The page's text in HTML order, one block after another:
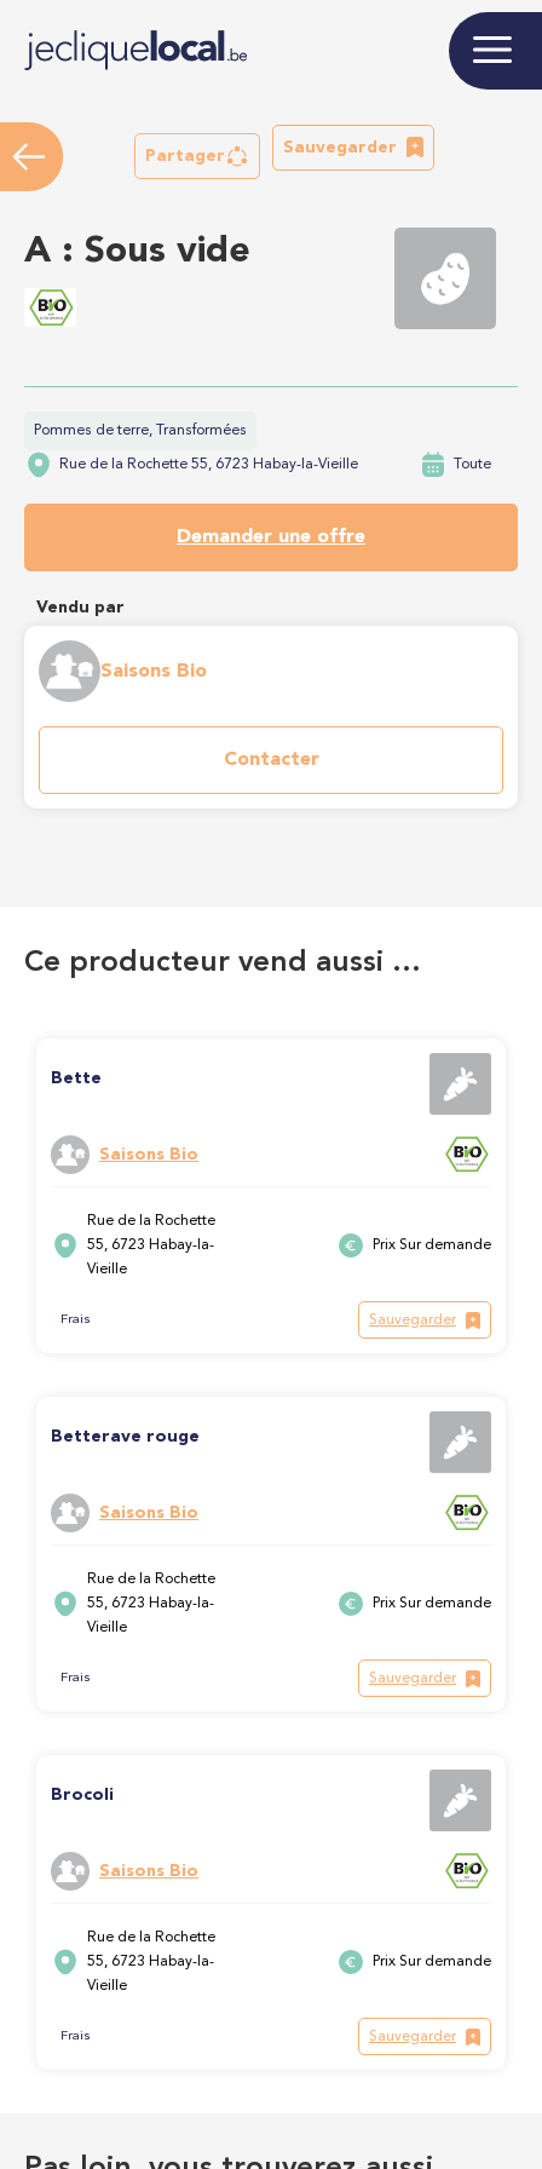
Partager
Sauvegarder
A : Sous vide
Pommes de terre, Transformées
Rue de la Rochette 55, 6723 Habay-la-Vieille Toute
Demander une offre
Vendu par
Saisons Bio
Contacter
Ce producteur vend aussi …
Bette
Saisons Bio
Rue de la Rochette
55, 6723 Habay-la-
Vieille
Prix Sur demande
Frais Sauvegarder
Betterave rouge
Saisons Bio
Rue de la Rochette
55, 6723 Habay-la-
Vieille
Prix Sur demande
Frais Sauvegarder
Brocoli
Saisons Bio
Rue de la Rochette
55, 6723 Habay-la-
Vieille
Prix Sur demande
Frais Sauvegarder